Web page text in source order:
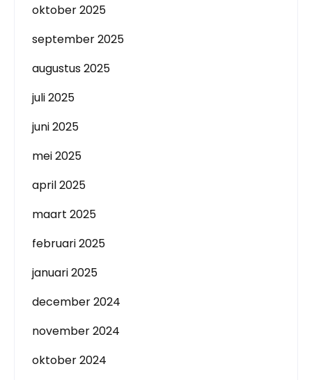
oktober 2025
september 2025
augustus 2025
juli 2025
juni 2025
mei 2025
april 2025
maart 2025
februari 2025
januari 2025
december 2024
november 2024
oktober 2024